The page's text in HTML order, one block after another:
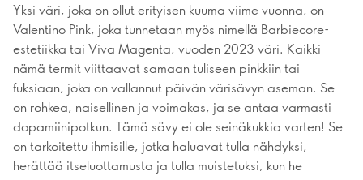
Yksi väri, joka on ollut erityisen kuuma viime vuonna, on
Valentino Pink, joka tunnetaan myös nimellä Barbiecore-
estetiikka tai Viva Magenta, vuoden 2023 väri. Kaikki
nämä termit viittaavat samaan tuliseen pinkkiin tai
fuksiaan, joka on vallannut päivän värisävyn aseman. Se
on rohkea, naisellinen ja voimakas, ja se antaa varmasti
dopamiinipotkun. Tämä sävy ei ole seinäkukkia varten! Se
on tarkoitettu ihmisille, jotka haluavat tulla nähdyksi,
herättää itseluottamusta ja tulla muistetuksi, kun he